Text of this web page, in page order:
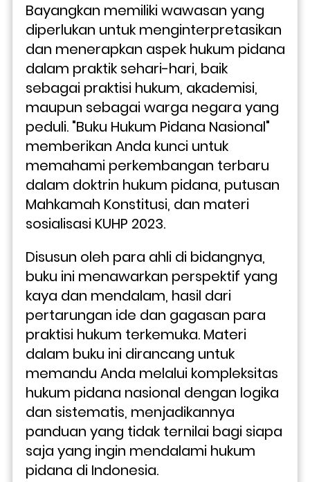
Bayangkan memiliki wawasan yang
diperlukan untuk menginterpretasikan
dan menerapkan aspek hukum pidana
dalam praktik sehari-hari, baik
sebagai praktisi hukum, akademisi,
maupun sebagai warga negara yang
peduli. "Buku Hukum Pidana Nasional"
memberikan Anda kunci untuk
memahami perkembangan terbaru
dalam doktrin hukum pidana, putusan
Mahkamah Konstitusi, dan materi
sosialisasi KUHP 2023.
Disusun oleh para ahli di bidangnya,
buku ini menawarkan perspektif yang
kaya dan mendalam, hasil dari
pertarungan ide dan gagasan para
praktisi hukum terkemuka. Materi
dalam buku ini dirancang untuk
memandu Anda melalui kompleksitas
hukum pidana nasional dengan logika
dan sistematis, menjadikannya
panduan yang tidak ternilai bagi siapa
saja yang ingin mendalami hukum
pidana di Indonesia.